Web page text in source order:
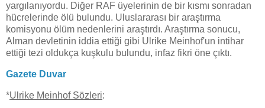
yargılanıyordu. Diğer RAF üyelerinin de bir kısmı sonradan
hücrelerinde ölü bulundu. Uluslararası bir araştırma
komisyonu ölüm nedenlerini araştırdı. Araştırma sonucu,
Alman devletinin iddia ettiği gibi Ulrike Meinhof'un intihar
ettiği tezi oldukça kuşkulu bulundu, infaz fikri öne çıktı.
Gazete Duvar
*Ulrike Meinhof Sözleri: